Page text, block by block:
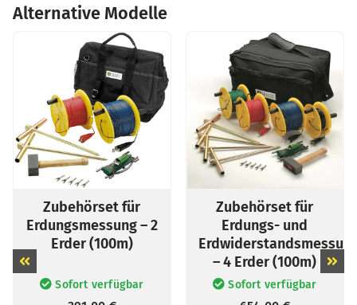
Alternative Modelle
Zubehörset für
Erdungsmessung – 2
Erder (100m)
Sofort verfügbar
Zubehörset für
Erdungs- und
– 4 Erder (100m)
Sofort verfügbar